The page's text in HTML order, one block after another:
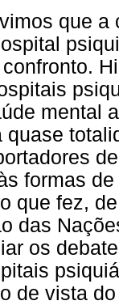
que
mental
quase
formas
que fez,
das
os
de vista